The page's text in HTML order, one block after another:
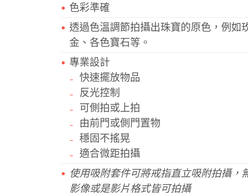
色彩準確
透過色溫調節拍攝出珠寶的原色，例如
金、各色寶石等。
專業設計
快速擺放物品
反光控制
可側拍或上拍
由前門或側門置物
穩固不搖晃
適合微距拍攝
使用吸附套件可將戒指直立吸附拍攝，
影像或是影片格式皆可拍攝